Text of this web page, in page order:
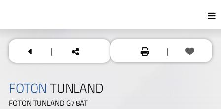
| |
FOTONTUNLAND
FOTON TUNLAND G7 8AT